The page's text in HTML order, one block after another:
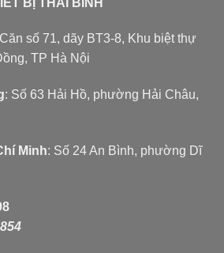
số 71, dãy BT3-8, Khu biệt thự
TP Hà Nội
: Số 63 Hải Hồ, phường Hải Châu,
Minh: Số 24 An Bình, phường Dĩ